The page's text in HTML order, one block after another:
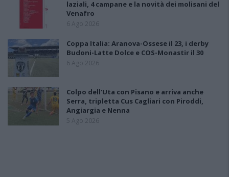
laziali, 4 campane e la novità dei molisani del
Venafro
6 Ago 2026
Coppa Italia: Aranova-Ossese il 23, i derby
Budoni-Latte Dolce e COS-Monastir il 30
6 Ago 2026
Colpo dell'Uta con Pisano e arriva anche
Serra, tripletta Cus Cagliari con Piroddi,
Angiargia e Nenna
5 Ago 2026